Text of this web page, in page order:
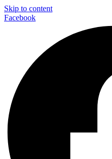
Skip to content
Facebook